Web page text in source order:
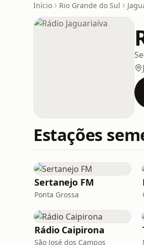
Início Rio Grande do Sul
Estações
Sertanejo FM
Ponta Grossa
Rádio Caipirona
São José dos Campos